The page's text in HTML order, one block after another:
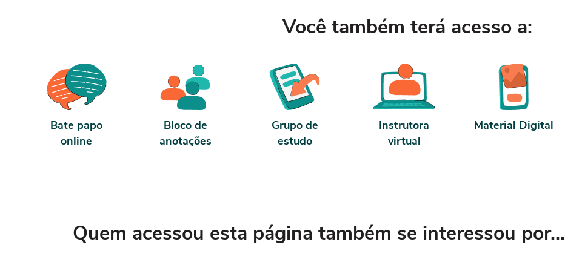
Você também terá acesso a:
Bate papo
online
Bloco de
anotações
Grupo de
estudo
Instrutora
virtual
Material Digital
Quem acessou esta página também se interessou por...